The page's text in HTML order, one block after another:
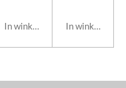
In winkelwagen In